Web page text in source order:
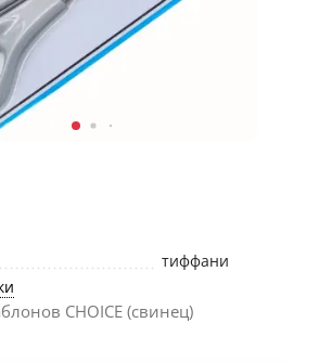
тиффани
CHOICE (свинец)